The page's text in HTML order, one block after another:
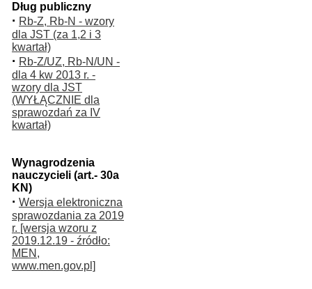
Dług publiczny
· Rb-Z, Rb-N - wzory
dla JST (za 1,2 i 3
kwartał)
· Rb-Z/UZ, Rb-N/UN -
dla 4 kw 2013 r. -
wzory dla JST
(WYŁĄCZNIE dla
sprawozdań za IV
kwartał)
Wynagrodzenia
nauczycieli (art.- 30a
KN)
· Wersja elektroniczna
sprawozdania za 2019
r. [wersja wzoru z
2019.12.19 - źródło:
MEN,
www.men.gov.pl]